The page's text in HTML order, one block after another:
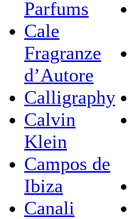
Parfums
Cale
Fragranze
d’Autore
Calligraphy
Calvin
Klein
Campos de
Ibiza
Canali